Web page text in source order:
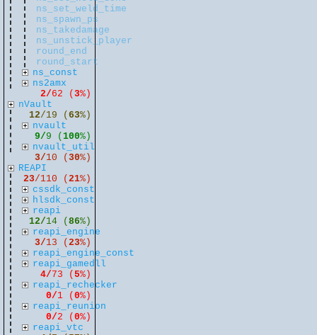
ns_set_weld_time
ns_spawn_ps
ns_takedamage
ns_unstick_player
round_end
round_start
ns_const
ns2amx
2/62 (3%)
nVault
12/19 (63%)
nvault
9/9 (100%)
nvault_util
3/10 (30%)
REAPI
23/110 (21%)
cssdk_const
hlsdk_const
reapi
12/14 (86%)
reapi_engine
3/13 (23%)
reapi_engine_const
reapi_gamedll
4/73 (5%)
reapi_rechecker
0/1 (0%)
reapi_reunion
0/2 (0%)
reapi_vtc